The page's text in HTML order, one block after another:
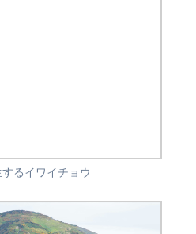
るイワイチョウ